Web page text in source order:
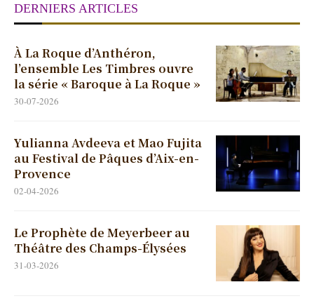
DERNIERS ARTICLES
À La Roque d’Anthéron,
l’ensemble Les Timbres ouvre
la série « Baroque à La Roque »
30-07-2026
Yulianna Avdeeva et Mao Fujita
au Festival de Pâques d’Aix-en-
Provence
02-04-2026
Le Prophète de Meyerbeer au
Théâtre des Champs-Élysées
31-03-2026